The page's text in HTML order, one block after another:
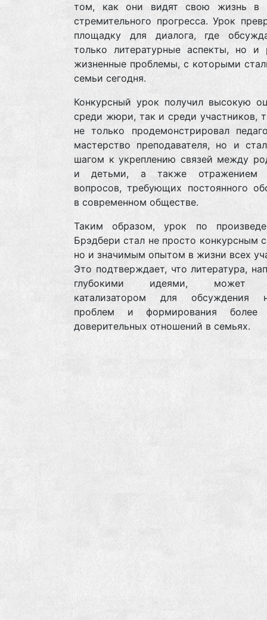
том, как они видят свою жизнь в
стремительного прогресса. Урок
площадку для диалога, где
только литературные аспекты, но и
жизненные проблемы, с которыми
семьи сегодня.
Конкурсный урок получил высокую
среди жюри, так и среди участников,
не только продемонстрировал
мастерство преподавателя, но и
шагом к укреплению связей между
и детьми, а также отражением
вопросов, требующих постоянного
в современном обществе.
Таким образом, урок по
Брэдбери стал не просто конкурсным
но и значимым опытом в жизни всех
Это подтверждает, что литература,
глубокими идеями, может
катализатором для обсуждения
проблем и формирования более
доверительных отношений в семьях.